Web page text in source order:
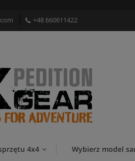
+48 660611422
4x4 Wybierz model